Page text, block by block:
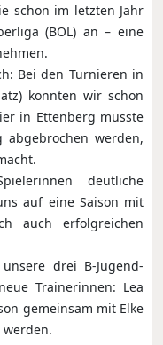
schon im letzten Jahr
(BOL) an – eine
Bei den Turnieren in
konnten wir schon
in Ettenberg musste
werden,
deutliche
auf eine Saison mit
auch erfolgreichen
drei B-Jugend-
Trainerinnen: Lea
gemeinsam mit Elke